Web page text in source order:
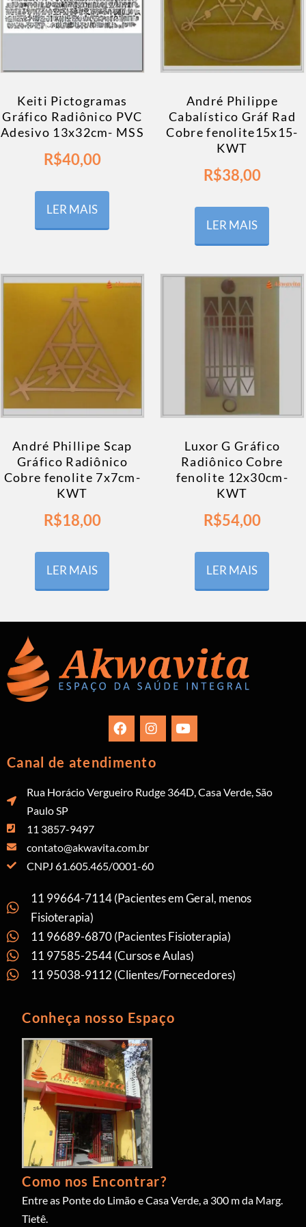
Keiti Pictogramas
Gráfico Radiônico PVC
Adesivo 13x32cm- MSS
R$40,00
LER MAIS
André Philippe
Cabalístico Gráf Rad
Cobre fenolite15x15-
KWT
R$38,00
LER MAIS
André Phillipe Scap
Gráfico Radiônico
Cobre fenolite 7x7cm-
KWT
R$18,00
LER MAIS
Luxor G Gráfico
Radiônico Cobre
fenolite 12x30cm-
KWT
R$54,00
LER MAIS
Canal de atendimento
Rua Horácio Vergueiro Rudge 364D, Casa Verde, São
Paulo SP
11 3857-9497
contato@akwavita.com.br
CNPJ 61.605.465/0001-60
11 99664-7114 (Pacientes em Geral, menos
Fisioterapia)
11 96689-6870 (Pacientes Fisioterapia)
11 97585-2544 (Cursos e Aulas)
11 95038-9112 (Clientes/Fornecedores)
Conheça nosso Espaço
Como nos Encontrar?
Entre as Ponte do Limão e Casa Verde, a 300 m da Marg.
Tietê.